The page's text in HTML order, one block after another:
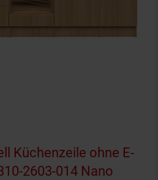
Küchenzeile ohne E-
2603-014 Nano